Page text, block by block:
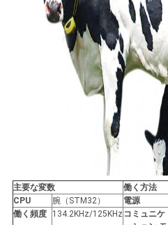
POLICY
主要な変数 働く方法
CPU
腕（STM32） 電源
働く頻度
134.2KHz/125KHzコミュニケ